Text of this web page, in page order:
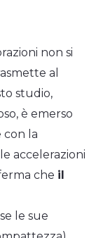
non si
al
studio,
è emerso
con la
accelerazioni
che il
le sue